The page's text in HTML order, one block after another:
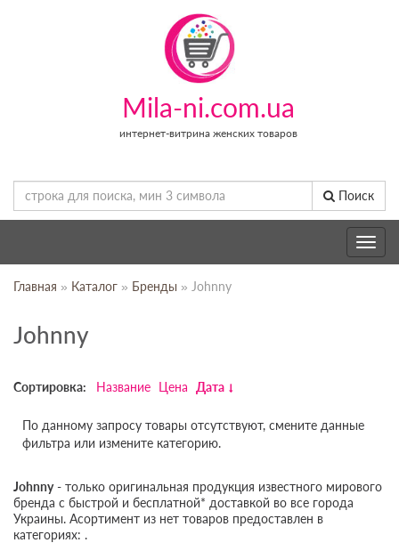
Mila-ni.com.ua
интернет-витрина женских товаров
Поиск
Toggle
Главная » Каталог » Бренды » Johnny
Johnny
Сортировка: Название Цена Дата
По данному запросу товары отсутствуют, смените данные
фильтра или измените категорию.
Johnny- только оригинальная продукция известного мирового
бренда с быстрой и бесплатной* доставкой во все города
Украины. Асортимент из нет товаров предоставлен в
категориях: .